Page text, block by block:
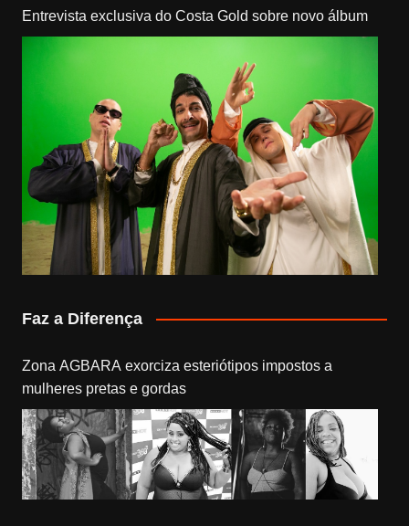
Entrevista exclusiva do Costa Gold sobre novo álbum
Faz a Diferença
Zona AGBARA exorciza esteriótipos impostos a
mulheres pretas e gordas